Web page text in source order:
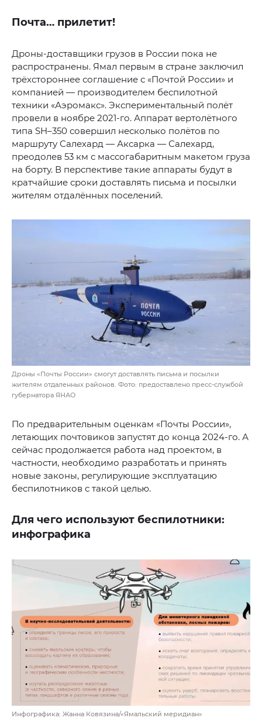
Почта… прилетит!
Дроны-доставщики грузов в России пока не
распространены. Ямал первым в стране заключил
трёхстороннее соглашение с «Почтой России» и
компанией — производителем беспилотной
техники «Аэромакс». Экспериментальный полёт
провели в ноябре 2021-го. Аппарат вертолётного
типа SH–350 совершил несколько полётов по
маршруту Салехард — Аксарка — Салехард,
преодолев 53 км с массогабаритным макетом груза
на борту. В перспективе такие аппараты будут в
кратчайшие сроки доставлять письма и посылки
жителям отдалённых поселений.
Дроны «Почты России» смогут доставлять письма и посылки
жителям отдаленных районов. Фото: предоставлено пресс-службой
губернатора ЯНАО
По предварительным оценкам «Почты России»,
летающих почтовиков запустят до конца 2024-го. А
сейчас продолжается работа над проектом, в
частности, необходимо разработать и принять
новые законы, регулирующие эксплуатацию
беспилотников с такой целью.
Для чего используют беспилотники:
инфографика
Инфографика: Жанна Ковязина/«Ямальский меридиан»